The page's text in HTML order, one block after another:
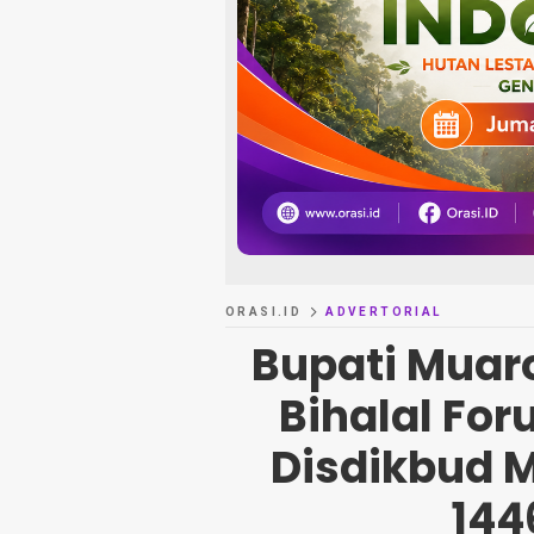
ORASI.ID ADVERTORIAL
Bupati
Bihalal
Disdikbud